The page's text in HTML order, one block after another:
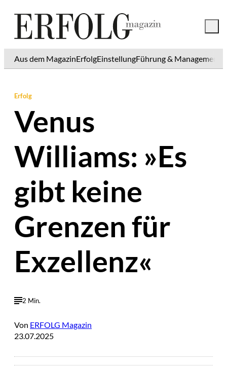
Aus dem MagazinErfolgEinstellungFührung & Management
Erfolg
Venus
Williams: »Es
gibt keine
Grenzen für
Exzellenz«
2 Min.
Von ERFOLG Magazin
23.07.2025